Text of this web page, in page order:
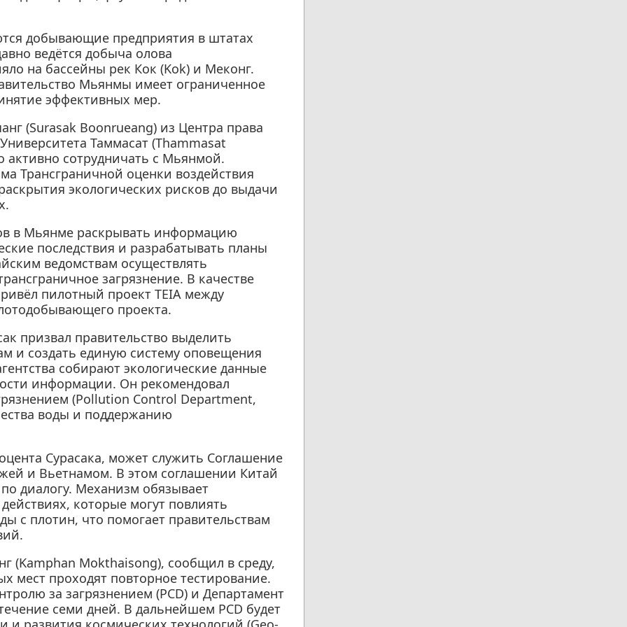
добывающие предприятия в штатах
ведётся добыча олова
на бассейны рек Кок (Kok) и Меконг.
Мьянмы имеет ограниченное
эффективных мер.
(Surasak Boonrueang) из Центра права
Таммасат (Thammasat
активно сотрудничать с Мьянмой.
Трансграничной оценки воздействия
экологических рисков до выдачи
в Мьянме раскрывать информацию
последствия и разрабатывать планы
ведомствам осуществлять
загрязнение. В качестве
пилотный проект TEIA между
проекта.
призвал правительство выделить
и создать единую систему оповещения
собирают экологические данные
информации. Он рекомендовал
(Pollution Control Department,
воды и поддержанию
Сурасака, может служить Соглашение
и Вьетнамом. В этом соглашении Китай
диалогу. Механизм обязывает
которые могут повлиять
с плотин, что помогает правительствам
(Kamphan Mokthaisong), сообщил в среду,
мест проходят повторное тестирование.
за загрязнением (PCD) и Департамент
семи дней. В дальнейшем PCD будет